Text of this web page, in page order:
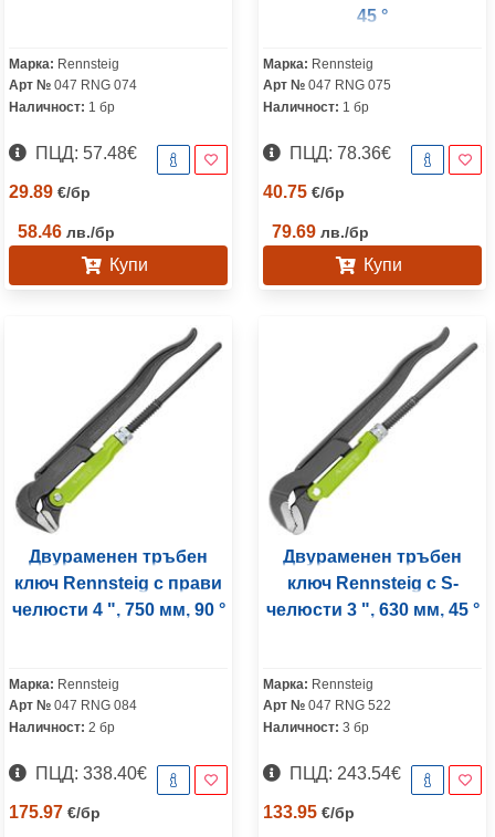
Марка: Rennsteig
Арт № 047 RNG 074
Наличност: 1 бр
ПЦД: 57.48€
29.89 €/бр
58.46 лв./бр
Купи
45 °
Марка: Rennsteig
Арт № 047 RNG 075
Наличност: 1 бр
ПЦД: 78.36€
40.75 €/бр
79.69 лв./бр
Купи
Двураменен тръбен
ключ Rennsteig с прави
челюсти 4 ", 750 мм, 90 °
Марка: Rennsteig
Арт № 047 RNG 084
Наличност: 2 бр
ПЦД: 338.40€
175.97 €/бр
Двураменен тръбен
ключ Rennsteig с S-
челюсти 3 ", 630 мм, 45 °
Марка: Rennsteig
Арт № 047 RNG 522
Наличност: 3 бр
ПЦД: 243.54€
133.95 €/бр